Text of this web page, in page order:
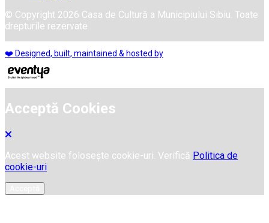
© Copyright 2026 Casa de Cultură a Municipiului Sibiu. Toate
drepturile rezervate
❤️ Designed, built, maintained & hosted by
Acceptă Cookies
Acest website folosește cookie-uri. Verifică Politica de
cookie-uri